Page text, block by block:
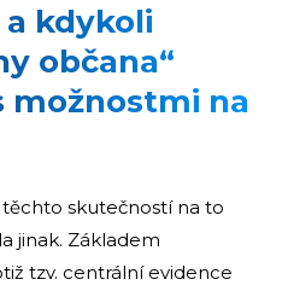
kdykoli
občana“
možnostmi na
skutečností na to
jinak. Základem
tzv. centrální evidence